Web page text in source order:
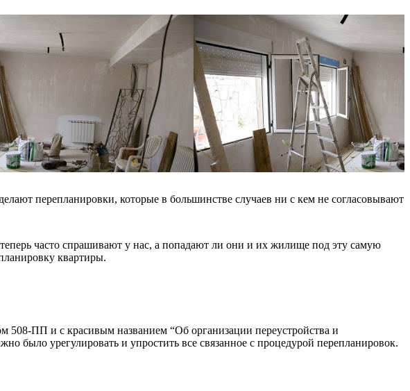
перепланировки, которые в большинстве случаев ни с кем не согласовывают
часто спрашивают у нас, а попадают ли они и их жилище под эту самую
квартиры.
508-ПП и с красивым названием “Об организации переустройства и
урегулировать и упростить все связанное с процедурой перепланировок.